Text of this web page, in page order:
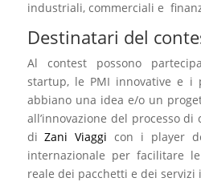
industriali, commerciali e
Destinatari del
Al contest possono
startup, le PMI innovative e i
abbiano una idea e/o un
all’innovazione del processo
diZani Viaggi con i player
internazionale per facilitare
reale dei pacchetti e dei servizi